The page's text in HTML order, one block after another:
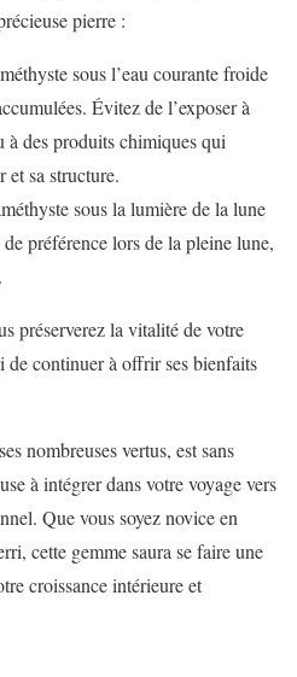
pierre :
sous l’eau courante froide
Évitez de l’exposer à
à des produits chimiques qui
et sa structure.
sous la lumière de la lune
préférence lors de la pleine lune,
préserverez la vitalité de votre
de continuer à offrir ses bienfaits
nombreuses vertus, est sans
à intégrer dans votre voyage vers
Que vous soyez novice en
cette gemme saura se faire une
croissance intérieure et